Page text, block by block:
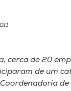
cerca de 20
de um
de